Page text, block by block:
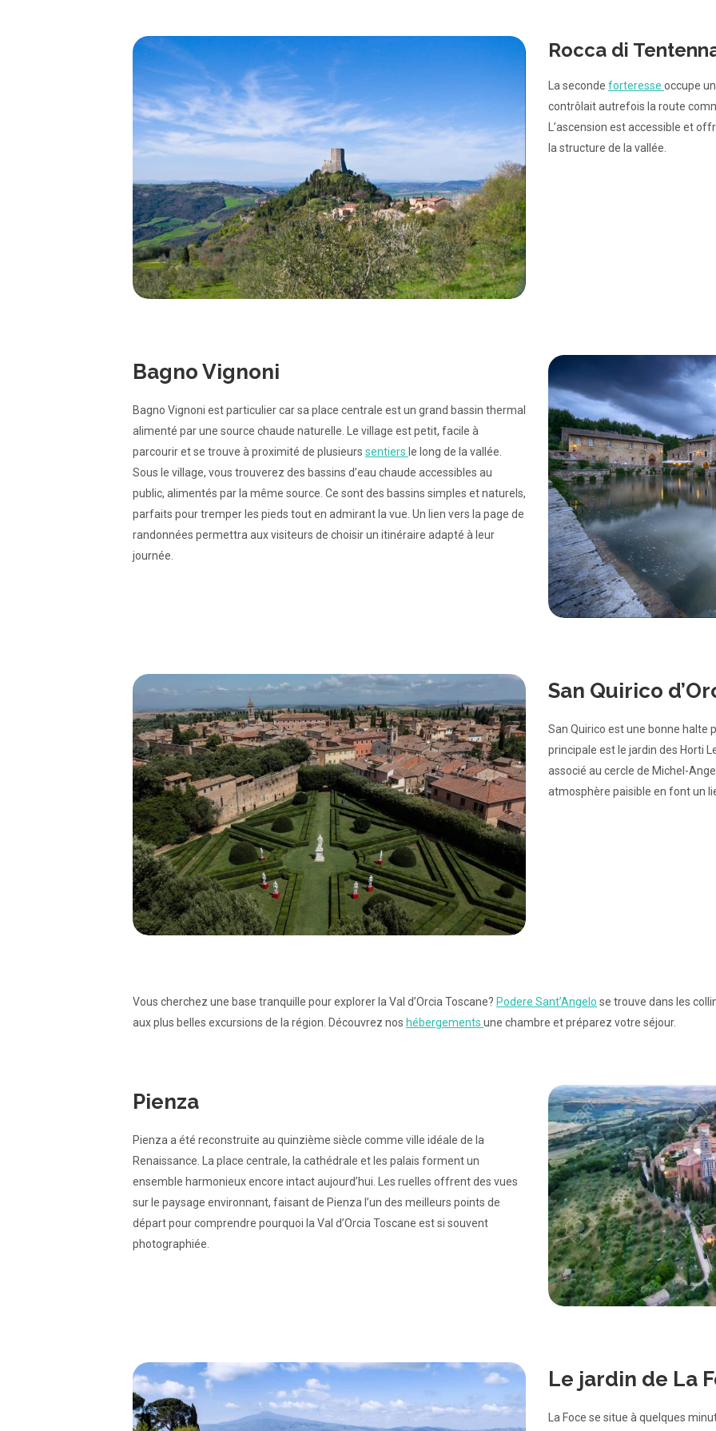
Rocca di
La seconde forteresse occupe
contrôlait autrefois la route
L’ascension est accessible et
la structure de la vallée.
Bagno Vignoni
Bagno Vignoni est particulier car sa place centrale est un grand bassin thermal
alimenté par une source chaude naturelle. Le village est petit, facile à
parcourir et se trouve à proximité de plusieurs sentiers le long de la vallée.
Sous le village, vous trouverez des bassins d’eau chaude accessibles au
public, alimentés par la même source. Ce sont des bassins simples et naturels,
parfaits pour tremper les pieds tout en admirant la vue. Un lien vers la page de
randonnées permettra aux visiteurs de choisir un itinéraire adapté à leur
journée.
San Quirico
San Quirico est une bonne halte
principale est le jardin des Horti
associé au cercle de Michel-
atmosphère paisible en font un
Vous cherchez une base tranquille pour explorer la Val d’Orcia Toscane? Podere Sant’Angelo se trouve dans les
aux plus belles excursions de la région. Découvrez nos hébergements une chambre et préparez votre séjour.
Pienza
Pienza a été reconstruite au quinzième siècle comme ville idéale de la
Renaissance. La place centrale, la cathédrale et les palais forment un
ensemble harmonieux encore intact aujourd’hui. Les ruelles offrent des vues
sur le paysage environnant, faisant de Pienza l’un des meilleurs points de
départ pour comprendre pourquoi la Val d’Orcia Toscane est si souvent
photographiée.
Le jardin de La
La Foce se situe à quelques